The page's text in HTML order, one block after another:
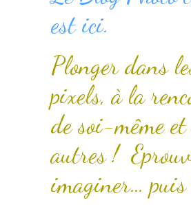
est ici.
Plonger dans
pixels, à la
de soi-même
autres !
imaginer… puis